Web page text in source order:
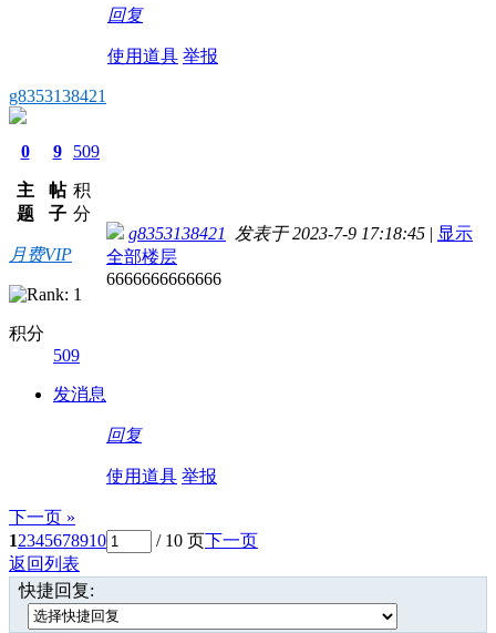
回复
使用道具 举报
g8353138421
0
主
题
9
帖
子
509
积
分
月费VIP
积分
509
发消息
g8353138421 发表于 2023-7-9 17:18:45 | 显示
全部楼层
6666666666666
回复
使用道具 举报
下一页 »
12345678910 / 10 页下一页
返回列表
快捷回复: